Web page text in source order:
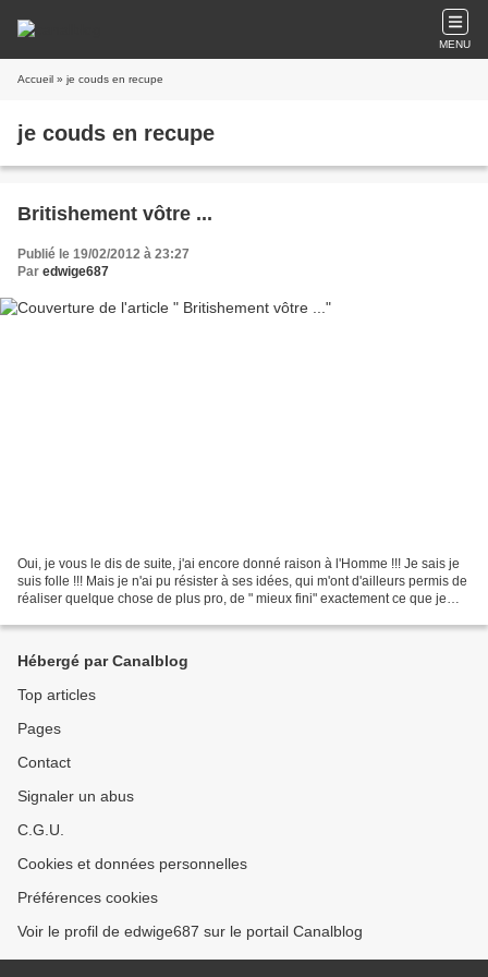
MENU
Accueil » je couds en recupe
je couds en recupe
Britishement vôtre ...
Publié le 19/02/2012 à 23:27
Par edwige687
Oui, je vous le dis de suite, j'ai encore donné raison à l'Homme !!! Je sais je
suis folle !!! Mais je n'ai pu résister à ses idées, qui m'ont d'ailleurs permis de
réaliser quelque chose de plus pro, de " mieux fini" exactement ce que je
Hébergé par Canalblog
Top articles
Pages
Contact
Signaler un abus
C.G.U.
Cookies et données personnelles
Préférences cookies
Voir le profil de edwige687 sur le portail Canalblog